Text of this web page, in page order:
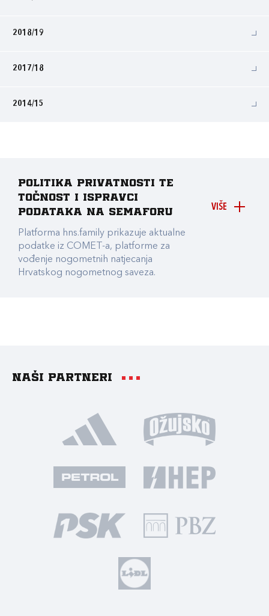
2018/19
2017/18
2014/15
VIŠE
Politika privatnosti te
točnost i ispravci
podataka na Semaforu
Platforma hns.family prikazuje aktualne
podatke iz COMET-a, platforme za
vođenje nogometnih natjecanja
Hrvatskog nogometnog saveza.
Naši partneri